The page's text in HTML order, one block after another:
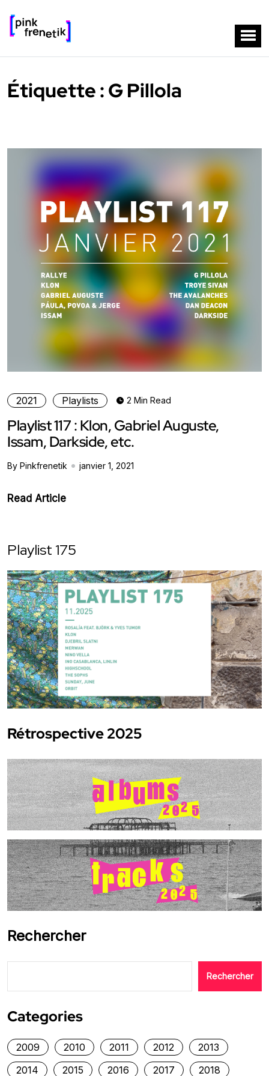
Étiquette :G Pillola
2021 Playlists 2 Min Read
Playlist 117 : Klon, Gabriel Auguste,
Issam, Darkside, etc.
By Pinkfrenetik janvier 1, 2021
Read Article
Playlist 175
Rétrospective 2025
Rechercher
Rechercher
Categories
2009 2010 2011 2012
2013
2014
2015 2016 2017 2018